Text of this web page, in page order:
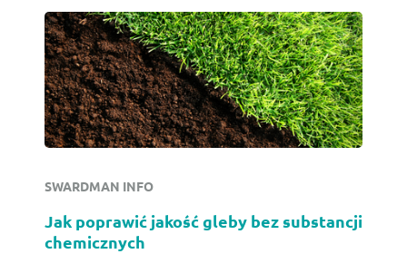
SWARDMAN INFO
Jak poprawić jakość gleby bez substancji
chemicznych